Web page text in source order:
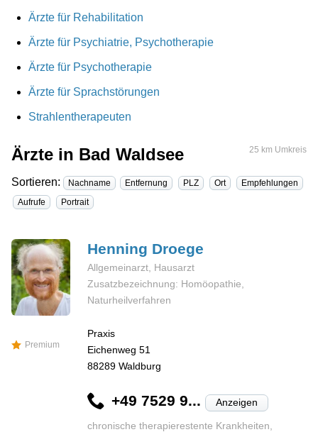
Ärzte für Rehabilitation
Ärzte für Psychiatrie, Psychotherapie
Ärzte für Psychotherapie
Ärzte für Sprachstörungen
Strahlentherapeuten
Ärzte in Bad Waldsee 25 km Umkreis
Sortieren: Nachname Entfernung PLZ Ort
Empfehlungen
Aufrufe
Portrait
Premium
Henning Droege
Allgemeinarzt, Hausarzt
Zusatzbezeichnung: Homöopathie,
Naturheilverfahren
Praxis
Eichenweg 51
88289 Waldburg
+49 7529 9... Anzeigen
chronische therapierestente Krankheiten,